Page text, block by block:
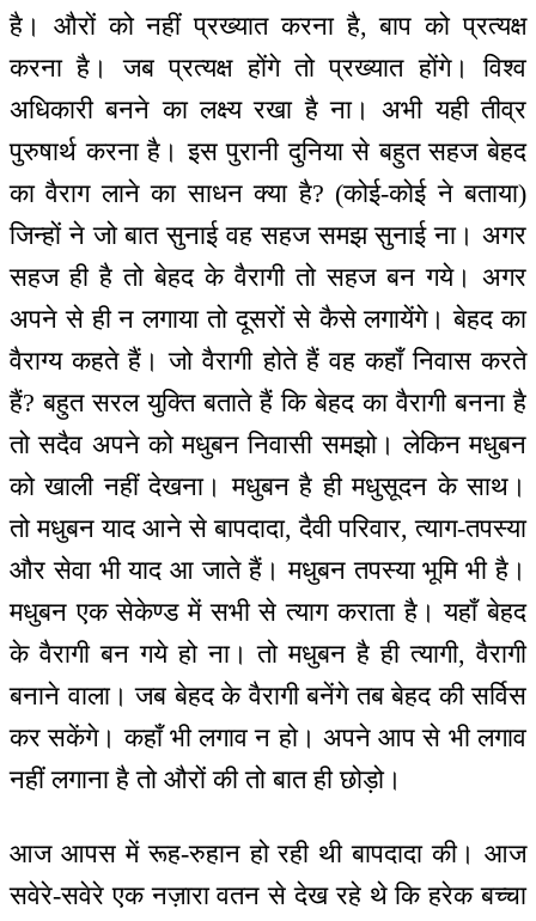
है। औरों को नहीं प्रख्यात करना है, बाप को प्रत्यक्ष
करना है। जब प्रत्यक्ष होंगे तो प्रख्यात होंगे। विश्व
अधिकारी बनने का लक्ष्य रखा है ना। अभी यही तीव्र
पुरुषार्थ करना है। इस पुरानी दुनिया से बहुत सहज बेहद
का वैराग लाने का साधन क्या है? (कोई-कोई ने बताया)
जिन्हों ने जो बात सुनाई वह सहज समझ सुनाई ना। अगर
सहज ही है तो बेहद के वैरागी तो सहज बन गये। अगर
अपने से ही न लगाया तो दूसरों से कैसे लगायेंगे। बेहद का
वैराग्य कहते हैं। जो वैरागी होते हैं वह कहाँ निवास करते
हैं? बहुत सरल युक्ति बताते हैं कि बेहद का वैरागी बनना है
तो सदैव अपने को मधुबन निवासी समझो। लेकिन मधुबन
को खाली नहीं देखना। मधुबन है ही मधुसूदन के साथ।
तो मधुबन याद आने से बापदादा, दैवी परिवार, त्याग-तपस्या
और सेवा भी याद आ जाते हैं। मधुबन तपस्या भूमि भी है।
मधुबन एक सेकेण्ड में सभी से त्याग कराता है। यहाँ बेहद
के वैरागी बन गये हो ना। तो मधुबन है ही त्यागी, वैरागी
बनाने वाला। जब बेहद के वैरागी बनेंगे तब बेहद की सर्विस
कर सकेंगे। कहाँ भी लगाव न हो। अपने आप से भी लगाव
नहीं लगाना है तो औरों की तो बात ही छोड़ो।
आज आपस में रूह-रुहान हो रही थी बापदादा की। आज
सवेरे-सवेरे एक नज़ारा वतन से देख रहे थे कि हरेक बच्चा